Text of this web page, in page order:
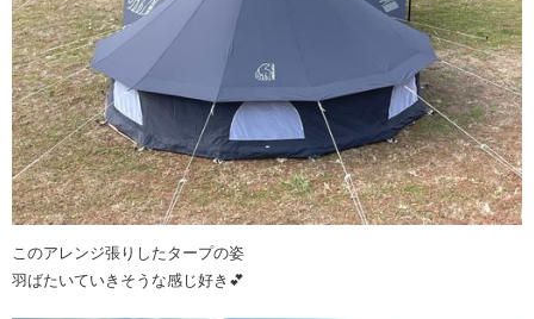
このアレンジ張りしたタープの姿
羽ばたいていきそうな感じ好き💕